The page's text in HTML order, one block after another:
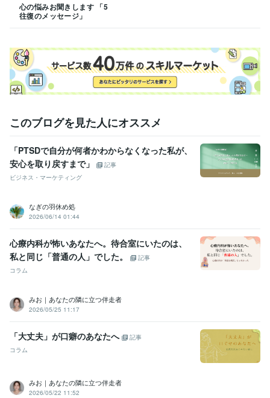
資格・検定
正看護師 登録番号 第15164 取得年 : 1995年
日本精神科看護協会 精神科薬物療法 看護Ⅰ 課程修了
取得年 : 2
014年
得意分野
悩み相談・カウンセリング 不安感強い・孤独・対人恐怖 hsp・神経
心の悩み、心の病気
学習指導・資格・キャリア相談 看護学生・看護師さんの悩み
コミュニケーショントレーニング
看護学生・看護師
心の悩みお聞きします 「5
往復のメッセージ」
このブログを見た人にオススメ
「PTSDで自分が何者かわからなくなった私が、
安心を取り戻すまで」
記事
ビジネス・マーケティング
なぎの羽休め処
2026/06/14 01:44
心療内科が怖いあなたへ。待合室にいたのは、
私と同じ「普通の人」でした。
記事
コラム
みお｜あなたの隣に立つ伴走者
2026/05/25 11:17
「大丈夫」が口癖のあなたへ
記事
コラム
みお｜あなたの隣に立つ伴走者
2026/05/22 11:52